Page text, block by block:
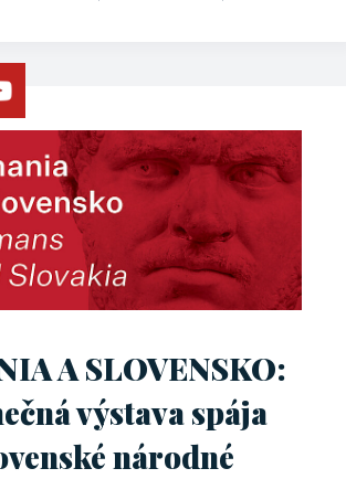
A SLOVENSKO:
výstava spája
národné